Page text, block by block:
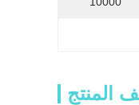
المنتج